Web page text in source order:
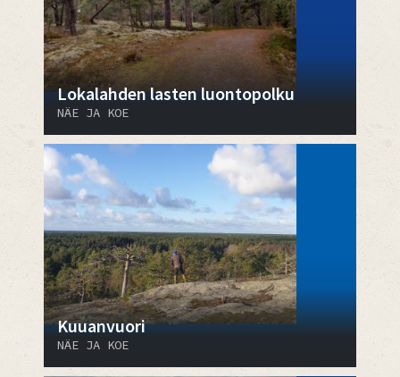
Lokalahden lasten luontopolku
NÄE JA KOE
Kuuanvuori
NÄE JA KOE